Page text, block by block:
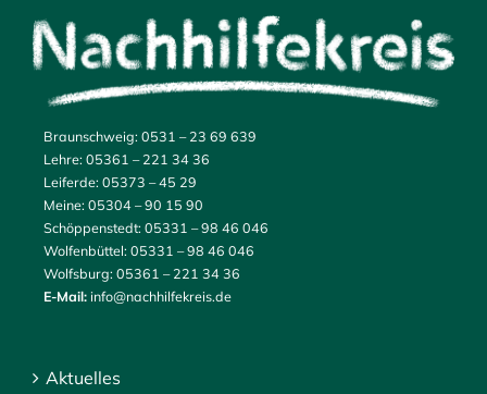
Braunschweig: 0531 – 23 69 639
Lehre: 05361 – 221 34 36
Leiferde: 05373 – 45 29
Meine: 05304 – 90 15 90
Schöppenstedt: 05331 – 98 46 046
Wolfenbüttel: 05331 – 98 46 046
Wolfsburg: 05361 – 221 34 36
E-Mail:info@nachhilfekreis.de
Aktuelles